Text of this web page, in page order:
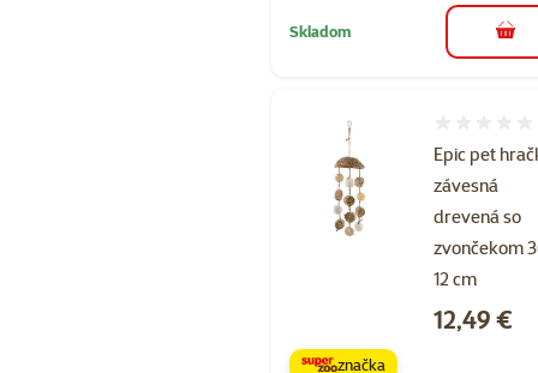
Skladom do
Epic pet
závesná
drevená so
zvončekom
12 cm
Cena
12,49 €
značka